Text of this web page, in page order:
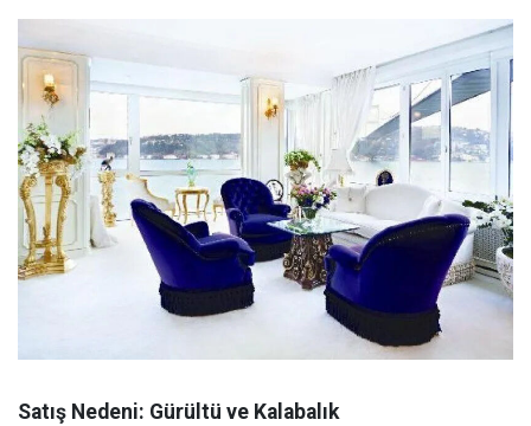
Satış Nedeni: Gürültü ve Kalabalık